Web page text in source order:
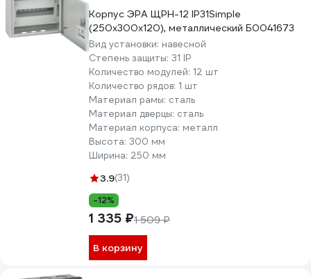
Корпус ЭРА ЩРН-12 IP31Simple
(250х300х120), металлический Б0041673
Вид установки: навесной
Степень защиты: 31 IP
Количество модулей: 12 шт
Количество рядов: 1 шт
Материал рамы: сталь
Материал дверцы: сталь
Материал корпуса: металл
Высота: 300 мм
Ширина: 250 мм
3.9(31)
-12%
1 335 ₽1 509 ₽
В корзину